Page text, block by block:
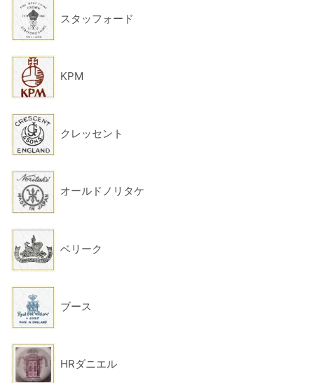
スタッフォード
KPM
クレッセント
オールドノリタケ
ベリーク
ブース
HRダニエル